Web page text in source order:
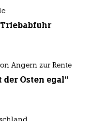
Angern zur Rente
der Osten egal“